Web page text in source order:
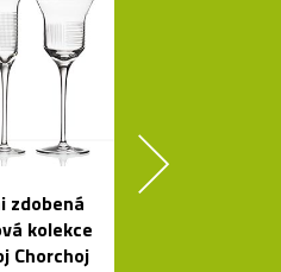
zdobená
kolekce
Chorchoj